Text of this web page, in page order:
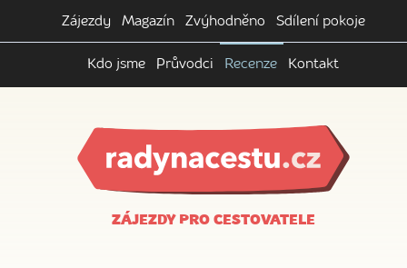
Zájezdy Magazín Zvýhodněno Sdílení pokoje
Kdo jsme Průvodci Recenze Kontakt
ZÁJEZDY PRO CESTOVATELE